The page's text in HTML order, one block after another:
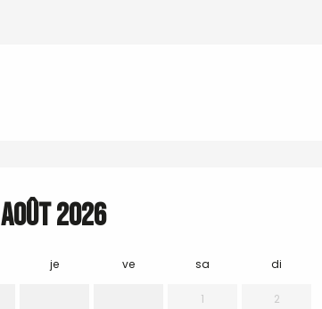
Août 2026
je ve sa di
1 2